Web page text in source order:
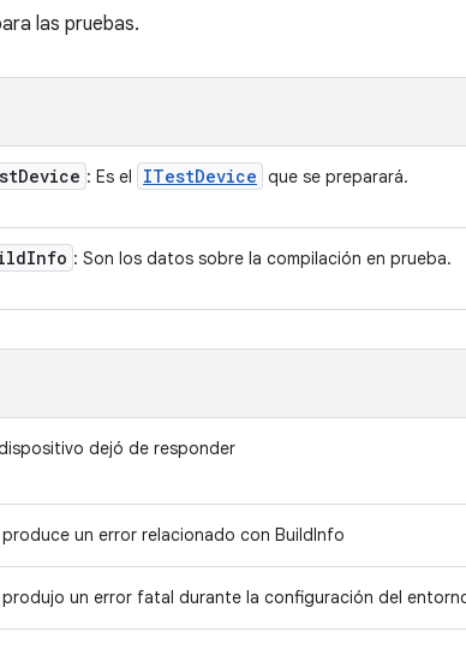
las pruebas.
Device : Es el ITestDevice que se preparará.
Info : Son los datos sobre la compilación en prueba.
dejó de responder
produce un error relacionado con BuildInfo
produjo un error fatal durante la configuración del